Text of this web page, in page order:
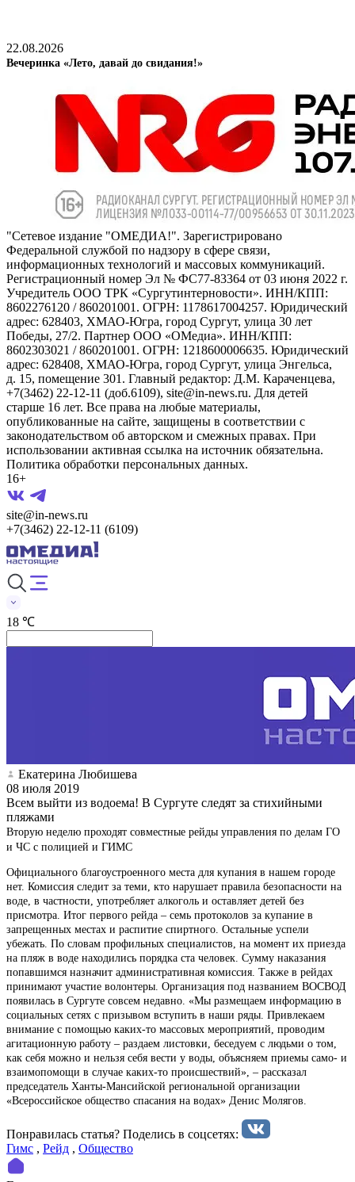
22.08.2026
Вечеринка «Лето, давай до свидания!»
"Сетевое издание "ОМЕДИА!". Зарегистрировано
Федеральной службой по надзору в сфере связи,
информационных технологий и массовых коммуникаций.
Регистрационный номер Эл № ФС77-83364 от 03 июня 2022 г.
Учредитель ООО ТРК «Сургутинтерновости». ИНН/КПП:
8602276120 / 860201001. ОГРН: 1178617004257. Юридический
адрес: 628403, ХМАО-Югра, город Сургут, улица 30 лет
Победы, 27/2. Партнер ООО «ОМедиа». ИНН/КПП:
8602303021 / 860201001. ОГРН: 1218600006635. Юридический
адрес: 628408, ХМАО-Югра, город Сургут, улица Энгельса,
д. 15, помещение 301. Главный редактор: Д.М. Караченцева,
+7(3462) 22-12-11 (доб.6109), site@in-news.ru. Для детей
старше 16 лет. Все права на любые материалы,
опубликованные на сайте, защищены в соответствии с
законодательством об авторском и смежных правах. При
использовании активная ссылка на источник обязательна.
Политика обработки персональных данных.
16+
site@in-news.ru
+7(3462) 22-12-11 (6109)
18 ℃
Екатерина Любишева
08 июля 2019
Всем выйти из водоема! В Сургуте следят за стихийными
пляжами
Вторую неделю проходят совместные рейды управления по делам ГО
и ЧС с полицией и ГИМС
Официального благоустроенного места для купания в нашем городе
нет. Комиссия следит за теми, кто нарушает правила безопасности на
воде, в частности, употребляет алкоголь и оставляет детей без
присмотра. Итог первого рейда – семь протоколов за купание в
запрещенных местах и распитие спиртного. Остальные успели
убежать. По словам профильных специалистов, на момент их приезда
на пляж в воде находились порядка ста человек. Сумму наказания
попавшимся назначит административная комиссия. Также в рейдах
принимают участие волонтеры. Организация под названием ВОСВОД
появилась в Сургуте совсем недавно. «Мы размещаем информацию в
социальных сетях с призывом вступить в наши ряды. Привлекаем
внимание с помощью каких-то массовых мероприятий, проводим
агитационную работу – раздаем листовки, беседуем с людьми о том,
как себя можно и нельзя себя вести у воды, объясняем приемы само- и
взаимопомощи в случае каких-то происшествий», – рассказал
председатель Ханты-Мансийской региональной организации
«Всероссийское общество спасания на водах» Денис Молягов.
Понравилась статья? Поделиcь в соцсетях:
Гимс , Рейд , Общество